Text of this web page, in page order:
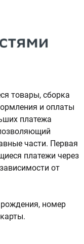
товары, сборка
и оплаты
платежа
части. Первая
платежи через
от
номер